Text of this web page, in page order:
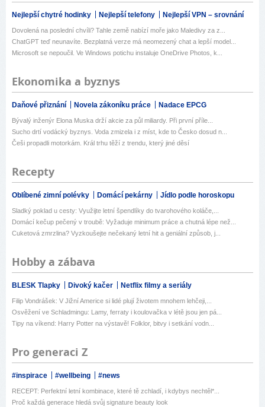
Nejlepší chytré hodinky Nejlepší telefony Nejlepší VPN – srovnání
Dovolená na poslední chvíli? Tahle země nabízí moře jako Maledivy za z...
ChatGPT teď neunavíte. Bezplatná verze má neomezený chat a lepší model...
Microsoft se nepoučil. Ve Windows potichu instaluje OneDrive Photos, k...
Ekonomika a byznys
Daňové přiznání Novela zákoníku práce Nadace EPCG
Bývalý inženýr Elona Muska drží akcie za půl miliardy. Při první příle...
Sucho drtí vodácký byznys. Voda zmizela i z míst, kde to Česko dosud n...
Češi propadli motorkám. Král trhu těží z trendu, který jiné děsí
Recepty
Oblíbené zimní polévky Domácí pekárny Jídlo podle horoskopu
Sladký poklad u cesty: Využijte letní špendlíky do tvarohového koláče,...
Domácí kečup pečený v troubě: Vyžaduje minimum práce a chutná lépe než...
Cuketová zmrzlina? Vyzkoušejte nečekaný letní hit a geniální způsob, j...
Hobby a zábava
BLESK Tlapky Divoký kačer Netflix filmy a seriály
Filip Vondrášek: V Jižní Americe si lidé plují životem mnohem lehčeji,...
Osvěžení ve Schladmingu: Lamy, ferraty i koulovačka v létě jsou jen pá...
Tipy na víkend: Harry Potter na výstavě! Folklor, bitvy i setkání vodn...
Pro generaci Z
#inspirace #wellbeing #news
RECEPT: Perfektní letní kombinace, které tě zchladí, i kdybys nechtěl*...
Proč každá generace hledá svůj signature beauty look